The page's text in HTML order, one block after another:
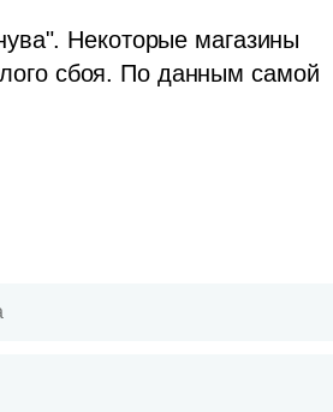
Некоторые магазины
сбоя. По данным самой